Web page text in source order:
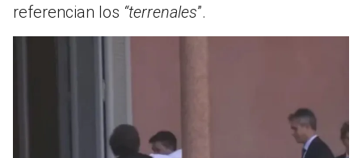
referencian los “terrenales”.